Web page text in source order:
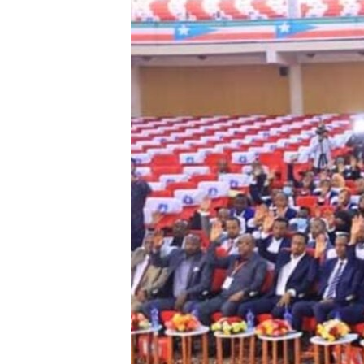
DHEXTAALKA TODDOBAADKA